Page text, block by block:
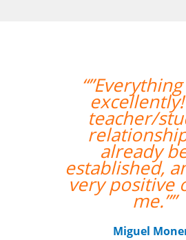
teacher/
already
established,
very positive
me.””
Miguel